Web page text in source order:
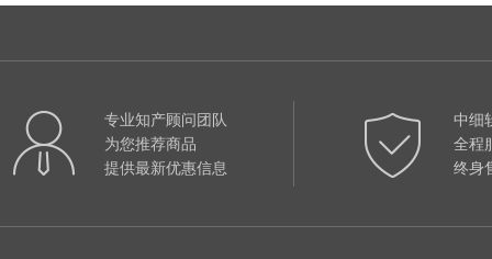
专业知产顾问团队
为您推荐商品
提供最新优惠信息
中细
全程
终身